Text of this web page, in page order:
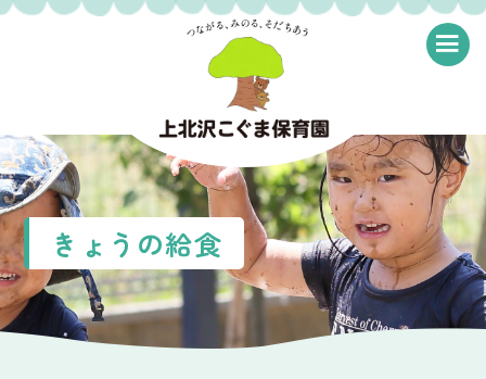
≡
きょうの給食